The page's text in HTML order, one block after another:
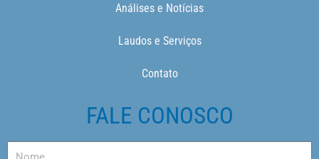
Análises e Notícias
Laudos e Serviços
Contato
FALE CONOSCO